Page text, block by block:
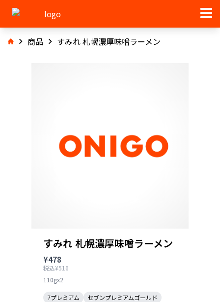
商品 すみれ 札幌濃厚味噌ラーメン
すみれ 札幌濃厚味噌ラーメン
¥478
税込¥516
110gx2
7プレミアム セブンプレミアムゴールド